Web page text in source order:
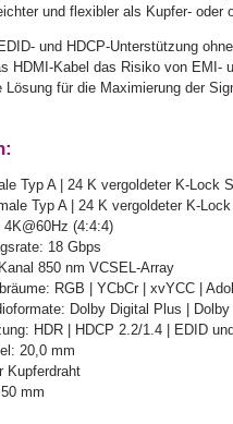
und flexibler als Kupfer- oder
und HDCP-Unterstützung
HDMI-Kabel das Risiko von EMI-
für die Maximierung der
Typ A | 24 K vergoldeter K-Lock
Typ A | 24 K vergoldeter K-
(4:4:4)
18 Gbps
850 nm VCSEL-Array
RGB | YCbCr | xvYCC |
Dolby Digital Plus |
HDR | HDCP 2.2/1.4 | EDID
20,0 mm
Kupferdraht
mm